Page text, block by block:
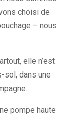
choisi de
– nous
elle n’est
sol, dans une
pompe haute